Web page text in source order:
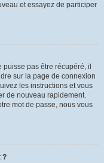
et essayez de participer
pas être récupéré, il
sur la page de connexion
les instructions et vous
de nouveau rapidement.
mot de passe, nous vous
?